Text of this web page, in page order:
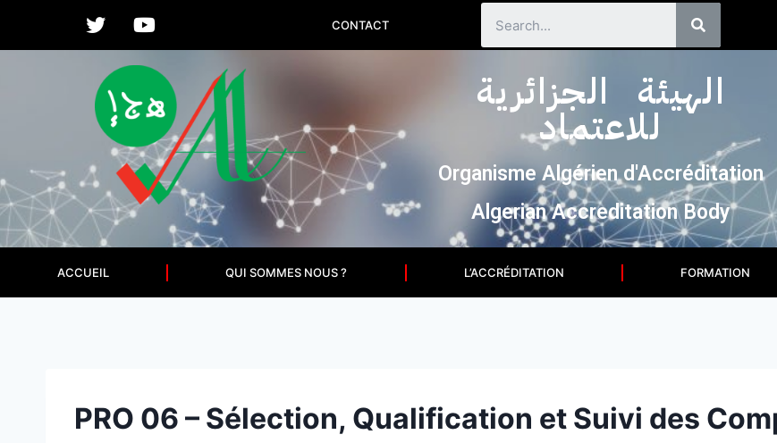
CONTACT
الهيئة الجزائرية
للاعتماد
Organisme Algérien d'Accréditation
Algerian Accreditation Body
ACCUEIL QUI SOMMES NOUS ? L’ACCRÉDITATION FORMATION
PRO 06 – Sélection, Qualification et Suivi des